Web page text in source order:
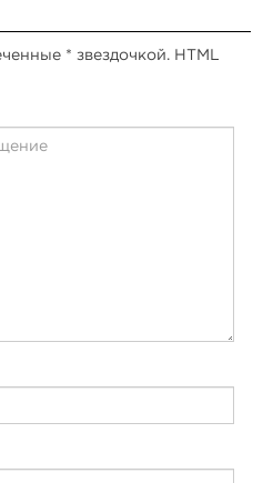
* звездочкой. HTML